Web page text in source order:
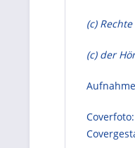
(c)
(c) der